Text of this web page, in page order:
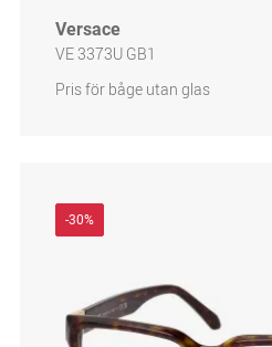
Versace
VE 3373U GB1
Pris för båge utan glas
-30%